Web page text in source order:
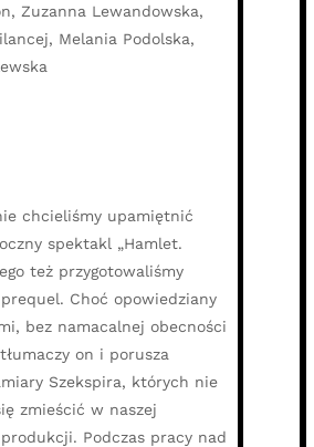
Zuzanna Lewandowska,
Melania Podolska,
chcieliśmy upamiętnić
spektakl „Hamlet.
też przygotowaliśmy
Choć opowiedziany
bez namacalnej obecności
on i porusza
Szekspira, których nie
zmieścić w naszej
Podczas pracy nad